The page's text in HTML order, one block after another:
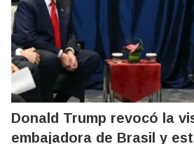
Donald Trump revocó la
embajadora de Brasil y